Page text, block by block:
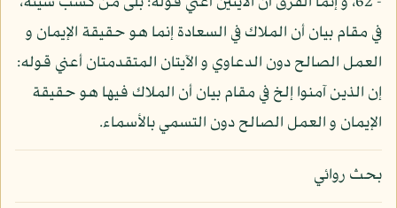
في مقام بيان أن الملاك في السعادة إنما هو حقيقة الإيمان و
العمل الصالح دون الدعاوي و الآيتان المتقدمتان أعني قوله:
إن الذين آمنوا إلخ في مقام بيان أن الملاك فيها هو حقيقة
الإيمان و العمل الصالح دون التسمي بالأسماء.
بحث روائي